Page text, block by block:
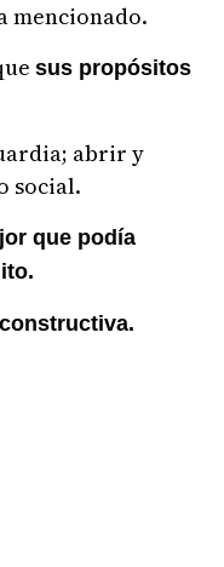
mencionado.
sus propósitos
abrir y
social.
que podía